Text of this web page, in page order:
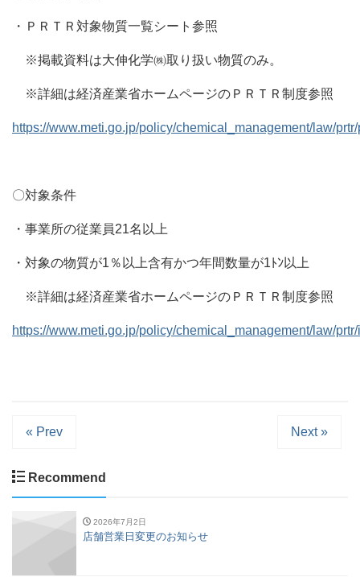
・ＰＲＴＲ対象物質一覧シート参照
※掲載資料は大伸化学㈱取り扱い物質のみ。
※詳細は経済産業省ホームページのＰＲＴＲ制度参照
https://www.meti.go.jp/policy/chemical_management/law/
〇対象条件
・事業所の従業員21名以上
・対象の物質が1％以上含有かつ年間数量が1ﾄﾝ以上
※詳細は経済産業省ホームページのＰＲＴＲ制度参照
https://www.meti.go.jp/policy/chemical_management/law/
« Prev Next »
Recommend
2026年7月2日
店舗営業日変更のお知らせ